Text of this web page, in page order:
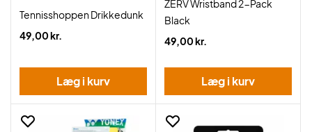
Tennisshoppen Drikkedunk
49,00 kr.
Læg i kurv
ZERV Wristband 2-Pack
Black
49,00 kr.
Læg i kurv